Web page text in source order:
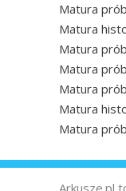
Matura
Matura
Matura
Matura
Matura
Matura
Matura
Arkusze.pl